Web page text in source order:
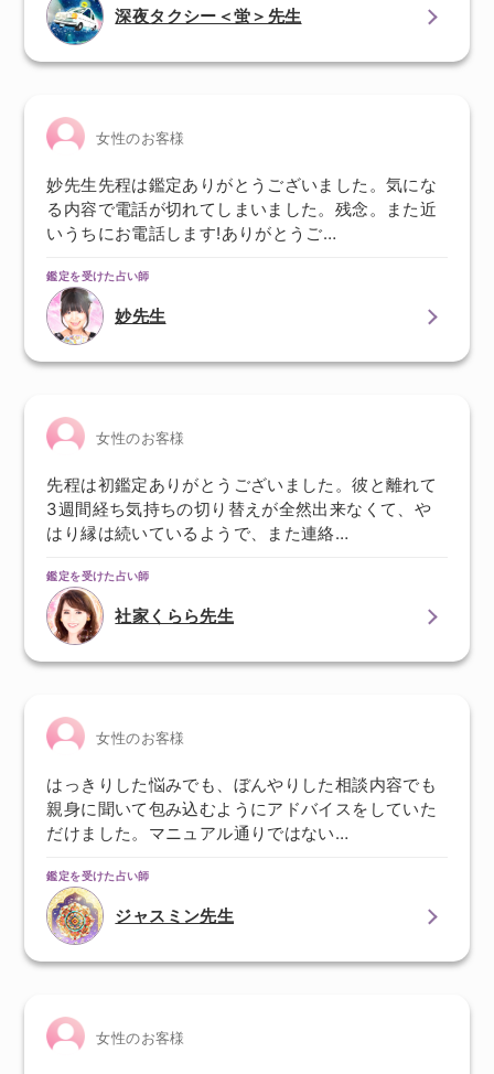
深夜タクシー＜蛍＞先生
女性のお客様
妙先生先程は鑑定ありがとうございました。気にな
る内容で電話が切れてしまいました。残念。また近
いうちにお電話します!ありがとうご…
鑑定を受けた占い師
妙先生
女性のお客様
先程は初鑑定ありがとうございました。彼と離れて
3週間経ち気持ちの切り替えが全然出来なくて、や
はり縁は続いているようで、また連絡…
鑑定を受けた占い師
社家くらら先生
女性のお客様
はっきりした悩みでも、ぼんやりした相談内容でも
親身に聞いて包み込むようにアドバイスをしていた
だけました。マニュアル通りではない…
鑑定を受けた占い師
ジャスミン先生
女性のお客様